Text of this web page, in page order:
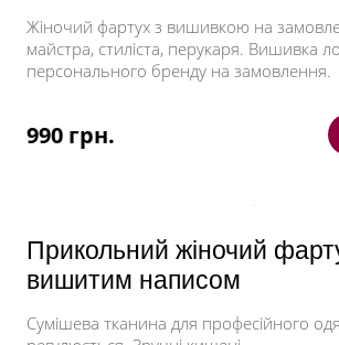
нейл-майстрині;
перукарки;
флористки;
закрійниці;
садівниці-декораторки.
закладу, продемонструвати
адміністрація проявляє турботу та
персоналу. Про замовлення партії
SPA-салонів, продуктових
Жіночий фартух з вишивкою на
майстра, стиліста, перукаря. Вишивка
персонального бренду на замовлення.
990 грн.
Прикольний жіночий
вишитим написом
Сумішева тканина для професійного